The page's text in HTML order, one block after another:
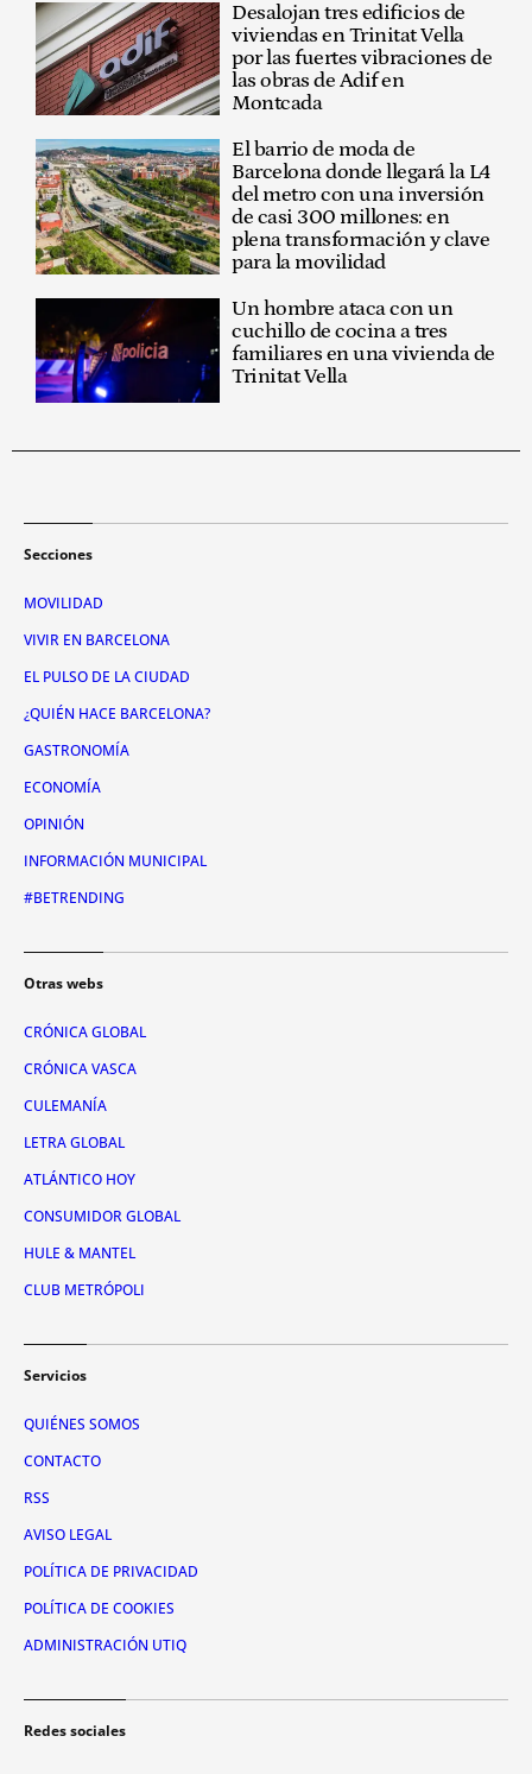
Desalojan tres edificios de
viviendas en Trinitat Vella
por las fuertes vibraciones de
las obras de Adif en
Montcada
El barrio de moda de
Barcelona donde llegará la L4
del metro con una inversión
de casi 300 millones: en
plena transformación y clave
para la movilidad
Un hombre ataca con un
cuchillo de cocina a tres
familiares en una vivienda de
Trinitat Vella
Secciones
MOVILIDAD
VIVIR EN BARCELONA
EL PULSO DE LA CIUDAD
¿QUIÉN HACE BARCELONA?
GASTRONOMÍA
ECONOMÍA
OPINIÓN
INFORMACIÓN MUNICIPAL
#BETRENDING
Otras webs
CRÓNICA GLOBAL
CRÓNICA VASCA
CULEMANÍA
LETRA GLOBAL
ATLÁNTICO HOY
CONSUMIDOR GLOBAL
HULE & MANTEL
CLUB METRÓPOLI
Servicios
QUIÉNES SOMOS
CONTACTO
RSS
AVISO LEGAL
POLÍTICA DE PRIVACIDAD
POLÍTICA DE COOKIES
ADMINISTRACIÓN UTIQ
Redes sociales